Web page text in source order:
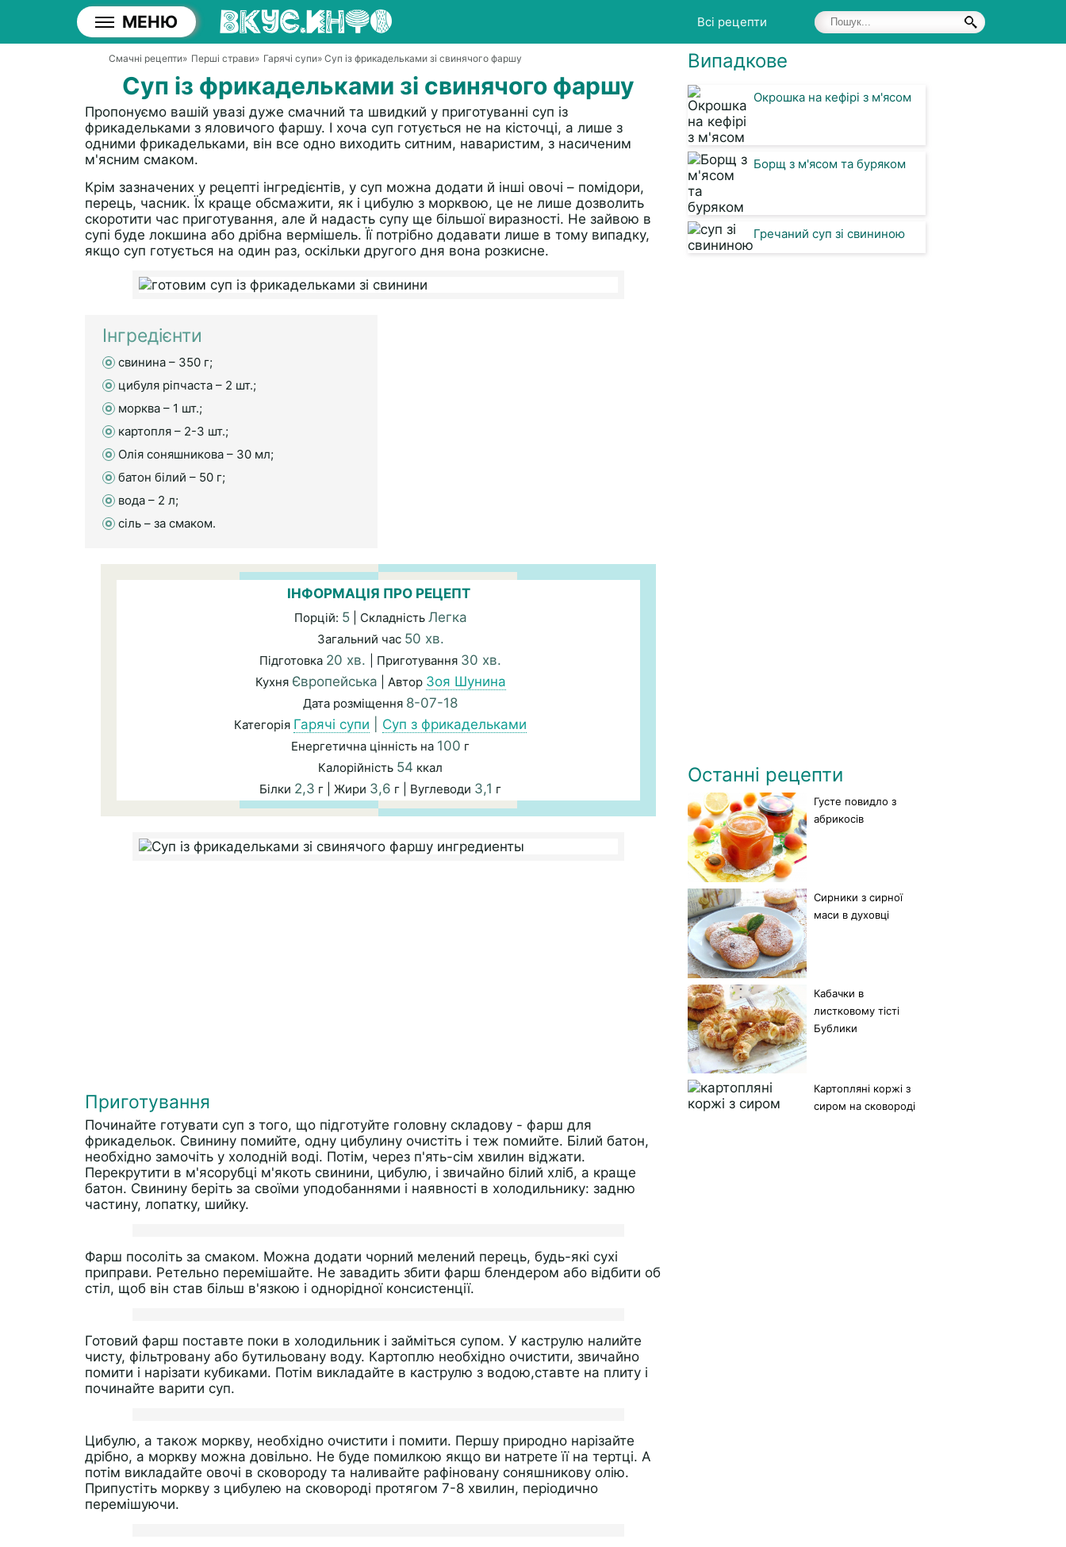
МЕНЮ Всі рецепти
Смачні рецепти» Перші страви» Гарячі супи» Суп із фрикадельками зі свинячого фаршу
Суп із фрикадельками зі свинячого фаршу
Пропонуємо вашій увазі дуже смачний та швидкий у приготуванні суп із
фрикадельками з яловичого фаршу. І хоча суп готується не на кісточці, а лише з
одними фрикадельками, він все одно виходить ситним, наваристим, з насиченим
м'ясним смаком.
Крім зазначених у рецепті інгредієнтів, у суп можна додати й інші овочі – помідори,
перець, часник. Їх краще обсмажити, як і цибулю з морквою, це не лише дозволить
скоротити час приготування, але й надасть супу ще більшої виразності. Не зайвою в
супі буде локшина або дрібна вермішель. Її потрібно додавати лише в тому випадку,
якщо суп готується на один раз, оскільки другого дня вона розкисне.
Інгредієнти
свинина – 350 г;
цибуля ріпчаста – 2 шт.;
морква – 1 шт.;
картопля – 2-3 шт.;
Олія соняшникова – 30 мл;
батон білий – 50 г;
вода – 2 л;
сіль – за смаком.
ІНФОРМАЦІЯ ПРО РЕЦЕПТ
Порцій: 5| Складність Легка
Загальний час 50 хв.
Підготовка 20 хв. | Приготування 30 хв.
Кухня Європейська | Автор Зоя Шунина
Дата розміщення 8-07-18
Категорія Гарячі супи Суп з фрикадельками
Енергетична цінність на 100 г
Калорійність 54 ккал
Білки 2,3 г | Жири 3,6 г | Вуглеводи 3,1 г
Приготування
Починайте готувати суп з того, що підготуйте головну складову - фарш для
фрикадельок. Свинину помийте, одну цибулину очистіть і теж помийте. Білий батон,
необхідно замочіть у холодній воді. Потім, через п'ять-сім хвилин віджати.
Перекрутити в м'ясорубці м'якоть свинини, цибулю, і звичайно білий хліб, а краще
батон. Свинину беріть за своїми уподобаннями і наявності в холодильнику: задню
частину, лопатку, шийку.
Фарш посоліть за смаком. Можна додати чорний мелений перець, будь-які сухі
приправи. Ретельно перемішайте. Не завадить збити фарш блендером або відбити об
стіл, щоб він став більш в'язкою і однорідної консистенції.
Готовий фарш поставте поки в холодильник і займіться супом. У каструлю налийте
чисту, фільтровану або бутильовану воду. Картоплю необхідно очистити, звичайно
помити і нарізати кубиками. Потім викладайте в каструлю з водою,ставте на плиту і
починайте варити суп.
Цибулю, а також моркву, необхідно очистити і помити. Першу природно нарізайте
дрібно, а моркву можна довільно. Не буде помилкою якщо ви натрете її на тертці. А
потім викладайте овочі в сковороду та наливайте рафіновану соняшникову олію.
Припустіть моркву з цибулею на сковороді протягом 7-8 хвилин, періодично
перемішуючи.
Випадкове
Окрошка на кефірі з м'ясом
Борщ з м'ясом та буряком
Гречаний суп зі свининою
Останні рецепти
Густе повидло з
абрикосів
Сирники з сирної
маси в духовці
Кабачки в
листковому тісті
Бублики
Картопляні коржі з
сиром на сковороді